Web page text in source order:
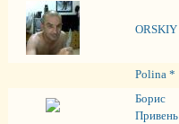
ORSKIY
Polina *
Борис
Привень